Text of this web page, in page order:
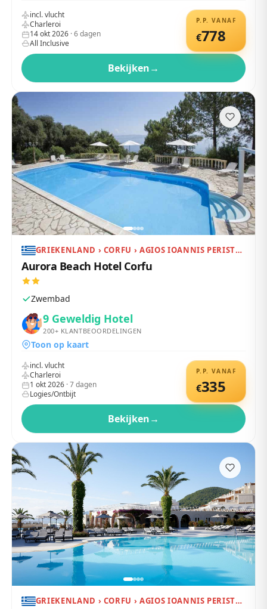
P.P. VANAF
€778
incl. vlucht
Charleroi
14 okt 2026 ·6dagen
All Inclusive
Bekijken→
GRIEKENLAND › CORFU › AGIOS IOANNIS PERISTERON
Aurora Beach Hotel Corfu
Zwembad
9 Geweldig Hotel
200+ KLANTBEOORDELINGEN
Toon op kaart
P.P. VANAF
€335
incl. vlucht
Charleroi
1 okt 2026 ·7dagen
Logies/Ontbijt
Bekijken→
GRIEKENLAND › CORFU › AGIOS IOANNIS PERISTERON